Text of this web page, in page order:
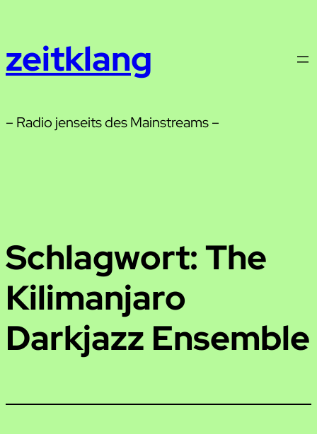
springen
zeitklang
– Radio jenseits des Mainstreams –
Schlagwort:The
Kilimanjaro
Darkjazz Ensemble